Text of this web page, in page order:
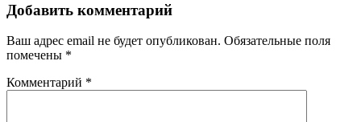
Добавить комментарий
Ваш адрес email не будет опубликован. Обязательные поля
помечены *
Комментарий *